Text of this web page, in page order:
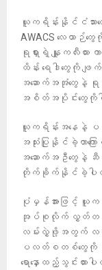
ယူကရိန်းနိုင်ငံသားတွေ
AWACS လေယာဉ်
ရုရှားရဲ့ နျူကလီးယ
ထိန်း ရေဒါတွေကို
အဆောက်အအုံတွေနဲ့
အစိတ်အပိုင်းတွေကိုပ
ယူကရိန်းအနေနဲ့ ပင်
အသုံးပြုနိုင်ခဲ့တာကြ
အဆောက်အဦတွေနဲ့ ဆီ
တိုက်ခိုက်နိုင်ခဲ့ပါ
ပုံမှန်အားဖြင့် ယူ
အုပ်စုလိုက် လွှတ်တ
လမ်းလွှဲဖို့အတွက် လက်
ပလတ်စတစ်တွေကို အ
ရောနှောထည့်သွင်းထ